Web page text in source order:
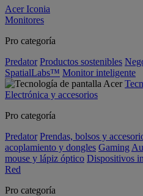
Acer Iconia
Monitores
Pro categoría
Predator Productos sostenibles
SpatialLabs™ Monitor inteligente
Electrónica y accesorios
Pro categoría
Predator Prendas, bolsos y
acoplamiento y dongles Gaming
mouse y lápiz óptico Dispositivos
Red
Pro categoría